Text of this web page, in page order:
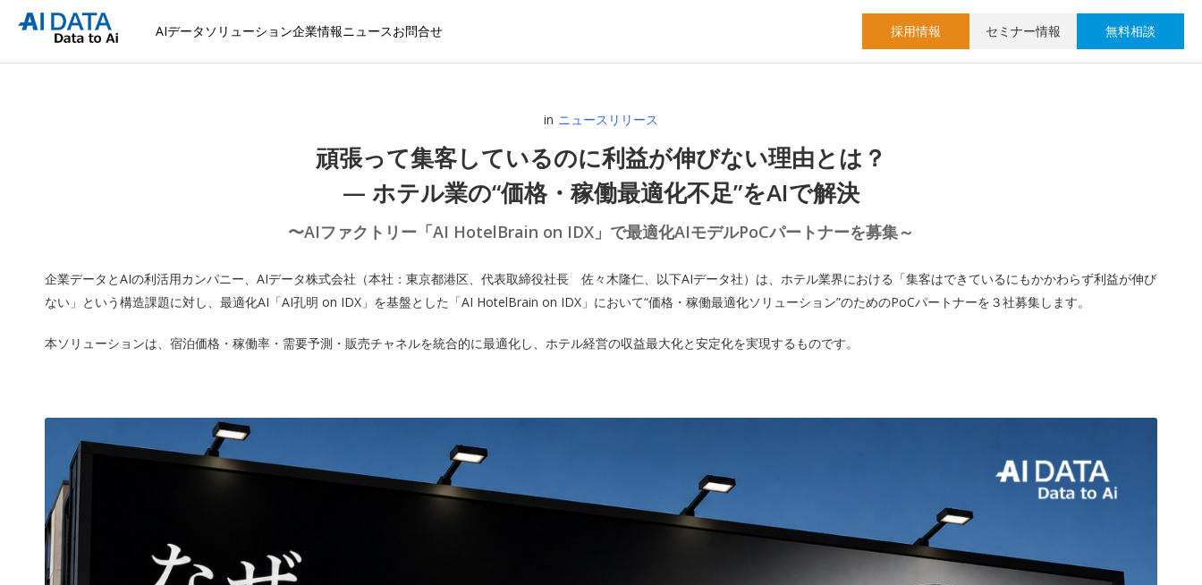
AIデータソリューション企業情報ニュースお問合せ 採用情報 セミナー情報 無料相談
in ニュースリリース
頑張って集客しているのに利益が伸びない理由とは？
— ホテル業の“価格・稼働最適化不足”をAIで解決
〜AIファクトリー「AI HotelBrain on IDX」で最適化AIモデルPoCパートナーを募集～
企業データとAIの利活用カンパニー、AIデータ株式会社（本社：東京都港区、代表取締役社長 佐々木隆仁、以下AIデータ社）は、ホテル業界における「集客はできているにもかかわらず利益が伸び
ない」という構造課題に対し、最適化AI「AI孔明 on IDX」を基盤とした「AI HotelBrain on IDX」において“価格・稼働最適化ソリューション”のためのPoCパートナーを３社募集します。
本ソリューションは、宿泊価格・稼働率・需要予測・販売チャネルを統合的に最適化し、ホテル経営の収益最大化と安定化を実現するものです。